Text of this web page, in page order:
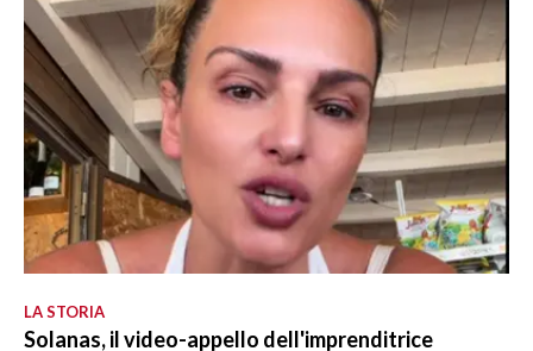
LA STORIA
Solanas, il video-appello dell'imprenditrice